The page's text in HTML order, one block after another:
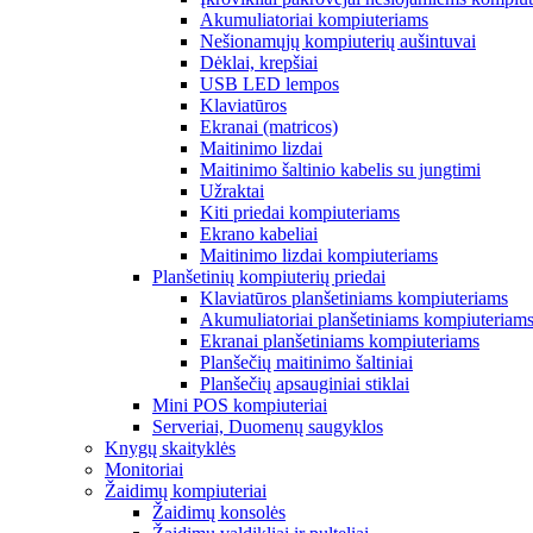
Akumuliatoriai kompiuteriams
Nešionamųjų kompiuterių aušintuvai
Dėklai, krepšiai
USB LED lempos
Klaviatūros
Ekranai (matricos)
Maitinimo lizdai
Maitinimo šaltinio kabelis su jungtimi
Užraktai
Kiti priedai kompiuteriams
Ekrano kabeliai
Maitinimo lizdai kompiuteriams
Planšetinių kompiuterių priedai
Klaviatūros planšetiniams kompiuteriams
Akumuliatoriai planšetiniams kompiuteriams
Ekranai planšetiniams kompiuteriams
Planšečių maitinimo šaltiniai
Planšečių apsauginiai stiklai
Mini POS kompiuteriai
Serveriai, Duomenų saugyklos
Knygų skaityklės
Monitoriai
Žaidimų kompiuteriai
Žaidimų konsolės